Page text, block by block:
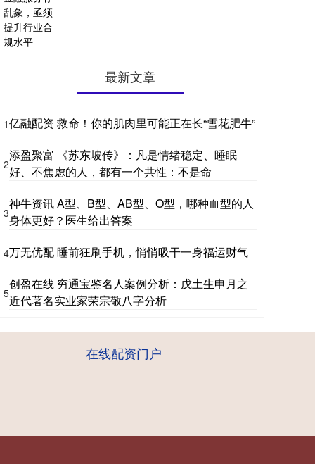
最新文章
1亿融配资 救命！你的肌肉里可能正在长“雪花肥牛”
2
添盈聚富 《苏东坡传》：凡是情绪稳定、睡眠
好、不焦虑的人，都有一个共性：不是命
3
神牛资讯 A型、B型、AB型、O型，哪种血型的人
身体更好？医生给出答案
4万无优配 睡前狂刷手机，悄悄吸干一身福运财气
5
创盈在线 穷通宝鉴名人案例分析：戊土生申月之
近代著名实业家荣宗敬八字分析
在线配资门户